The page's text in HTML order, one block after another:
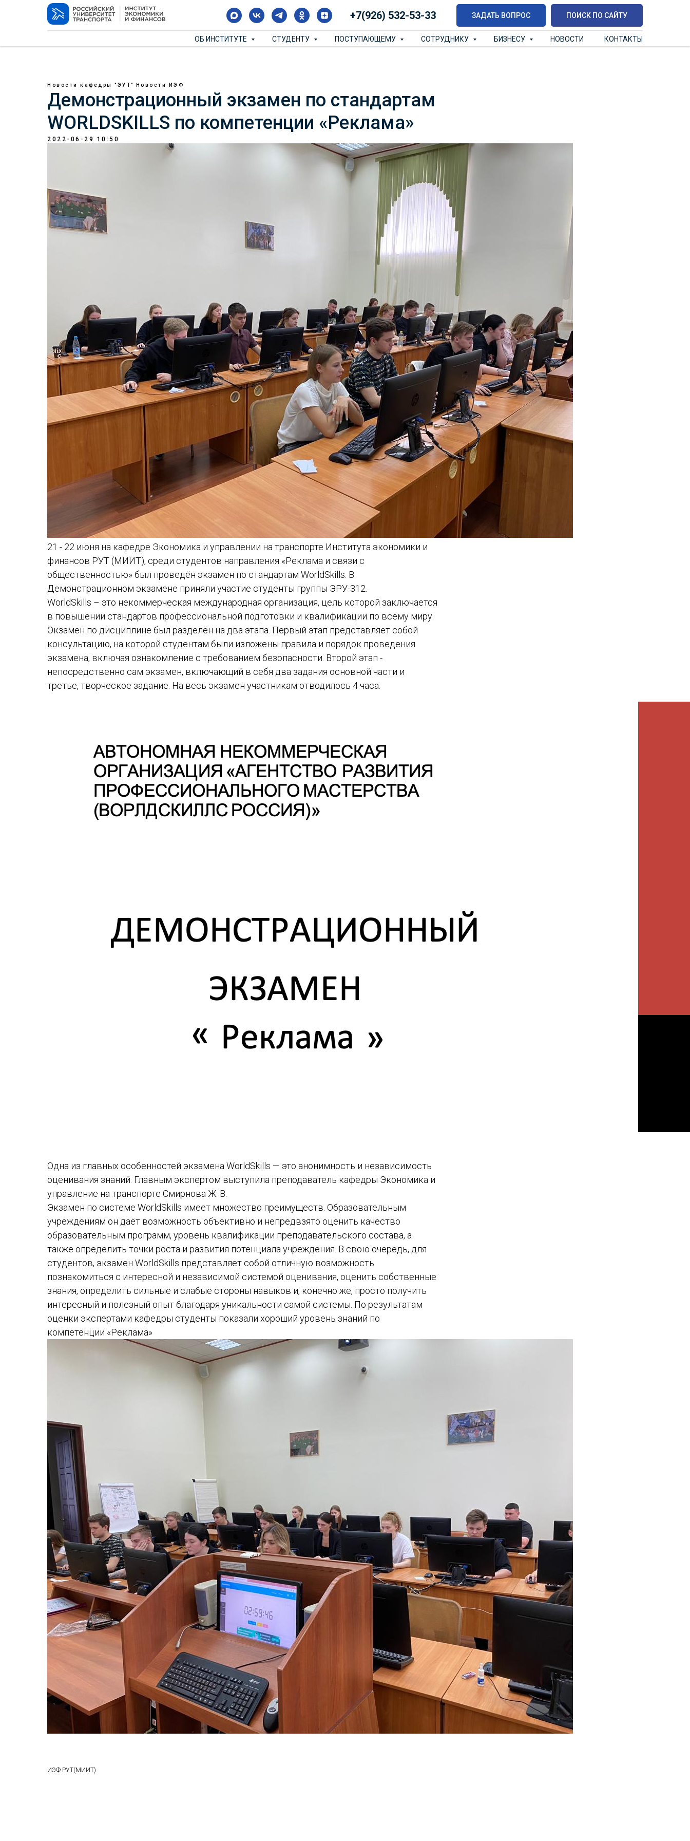
+7(926) 532-53-33 ЗАДАТЬ ВОПРОС ПОИСК ПО САЙТУ
ОБ ИНСТИТУТЕ СТУДЕНТУ ПОСТУПАЮЩЕМУ СОТРУДНИКУ БИЗНЕСУ НОВОСТИ КОНТАКТЫ
Новости кафедры "ЭУТ" Новости ИЭФ
Демонстрационный экзамен по стандартам
WORLDSKILLS по компетенции «Реклама»
2022-06-29 10:50
21 - 22 июня на кафедре Экономика и управлении на транспорте Института экономики и
финансов РУТ (МИИТ), среди студентов направления «Реклама и связи с
общественностью» был проведён экзамен по стандартам WorldSkills. В
Демонстрационном экзамене приняли участие студенты группы ЭРУ-312.
WorldSkills – это некоммерческая международная организация, цель которой заключается
в повышении стандартов профессиональной подготовки и квалификации по всему миру.
Экзамен по дисциплине был разделён на два этапа. Первый этап представляет собой
консультацию, на которой студентам были изложены правила и порядок проведения
экзамена, включая ознакомление с требованием безопасности. Второй этап -
непосредственно сам экзамен, включающий в себя два задания основной части и
третье, творческое задание. На весь экзамен участникам отводилось 4 часа.
Одна из главных особенностей экзамена WorldSkills — это анонимность и независимость
оценивания знаний. Главным экспертом выступила преподаватель кафедры Экономика и
управление на транспорте Смирнова Ж. В.
Экзамен по системе WorldSkills имеет множество преимуществ. Образовательным
учреждениям он даёт возможность объективно и непредвзято оценить качество
образовательным программ, уровень квалификации преподавательского состава, а
также определить точки роста и развития потенциала учреждения. В свою очередь, для
студентов, экзамен WorldSkills представляет собой отличную возможность
познакомиться с интересной и независимой системой оценивания, оценить собственные
знания, определить сильные и слабые стороны навыков и, конечно же, просто получить
интересный и полезный опыт благодаря уникальности самой системы. По результатам
оценки экспертами кафедры студенты показали хороший уровень знаний по
компетенции «Реклама»
ИЭФ РУТ(МИИТ)